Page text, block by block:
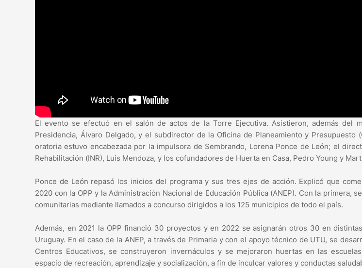
El evento se efectuó en el salón de actos de la Torre Ejecutiva. Asistieron, además del
Presidencia, Álvaro Delgado, y el subdirector de la Oficina de Planeamiento y Presupuesto
oratoria estuvo encabezada por la impulsora de Sembrando, Lorena Ponce de León; el
Rehabilitación (INR), Luis Mendoza, y los cofundadores de Huerta en Casa, Pedro Young y
Ponce de León repasó los inicios del programa y sus tres ejes de acción. Explicó que
2020 con la OPP y la Administración Nacional de Educación Pública (ANEP). Con la primera,
comunitarias mediante llamados a concurso dirigidos a los 125 municipios de todo el país.
Además, en 2021 la OPP financió 30 proyectos y en 2022 se asignarán otros 30 en
Uruguay. En el caso de la ANEP, a través de Primaria y con el apoyo técnico de UTU, se
Centros Educativos, se construyeron invernáculos y se mejoraron huertas en las
espacio de recreación, aprendizaje y socialización, a fin de inculcar valores y conductas